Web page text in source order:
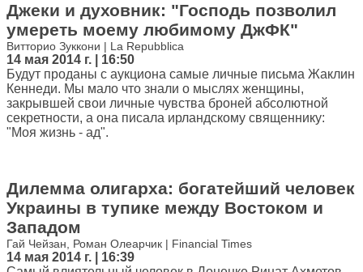
Джеки и духовник: "Господь позволил
умереть моему любимому ДжФК"
Витторио Зуккони | La Repubblica
14 мая 2014 г. | 16:50
Будут проданы с аукциона самые личные письма Жаклин
Кеннеди. Мы мало что знали о мыслях женщины,
закрывшей свои личные чувства броней абсолютной
секретности, а она писала ирландскому священнику:
"Моя жизнь - ад".
Дилемма олигарха: богатейший человек
Украины в тупике между Востоком и
Западом
Гай Чейзан, Роман Олеарчик | Financial Times
14 мая 2014 г. | 16:39